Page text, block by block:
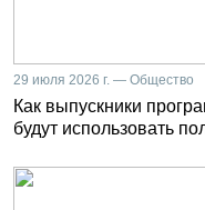
29 июля 2026 г. — Общество
Как выпускники
будут использовать